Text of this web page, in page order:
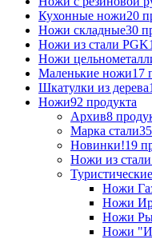
Кухонные ножи20
Ножи складные30
Ножи из стали PGK
Ножи
Маленькие ножи17
Шкатулки из дерева
Ножи92 продукта
Архив8
Марка стали
Новинки!19
Ножи из
Туристические
Ножи
Ножи
Ножи
Ножи